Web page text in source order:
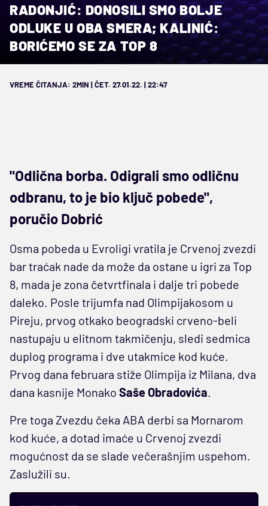
RADONJIĆ: DONOSILI SMO BOLJE
ODLUKE U OBA SMERA; KALINIĆ:
BORIĆEMO SE ZA TOP 8
VREME ČITANJA: 2MIN | ČET. 27.01.22. | 22:47
"Odlična borba. Odigrali smo odličnu
odbranu, to je bio ključ pobede",
poručio Dobrić
Osma pobeda u Evroligi vratila je Crvenoj zvezdi
bar traćak nade da može da ostane u igri za Top
8, mada je zona četvrtfinala i dalje tri pobede
daleko. Posle trijumfa nad Olimpijakosom u
Pireju, prvog otkako beogradski crveno-beli
nastupaju u elitnom takmičenju, sledi sedmica
duplog programa i dve utakmice kod kuće.
Prvog dana februara stiže Olimpija iz Milana, dva
dana kasnije Monako Saše Obradovića.
Pre toga Zvezdu čeka ABA derbi sa Mornarom
kod kuće, a dotad imaće u Crvenoj zvezdi
mogućnost da se slade večerašnjim uspehom.
Zaslužili su.